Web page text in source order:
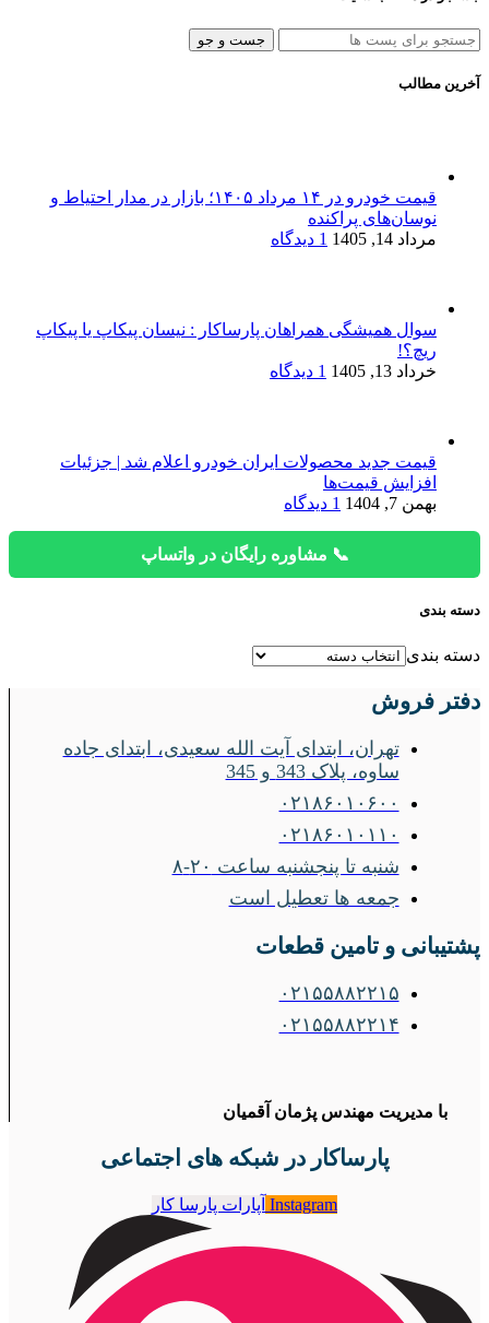
جست و جو
آخرین مطالب
قیمت خودرو در ۱۴ مرداد ۱۴۰۵؛ بازار در مدار احتیاط و
نوسان‌های پراکنده
مرداد 14, 1405
1 دیدگاه
سوال همیشگی همراهان پارساکار : نیسان پیکاپ یا پیکاپ
ریچ؟!
خرداد 13, 1405
1 دیدگاه
قیمت جدید محصولات ایران خودرو اعلام شد | جزئیات
افزایش قیمت‌ها
بهمن 7, 1404
1 دیدگاه
📞 مشاوره رایگان در واتساپ
دسته بندی
دسته بندی
دفتر فروش
تهران، ابتدای آیت الله سعیدی، ابتدای جاده
ساوه، پلاک 343 و 345
۰۲۱۸۶۰۱۰۶۰۰
۰۲۱۸۶۰۱۰۱۱۰
شنبه تا پنجشنبه ساعت ۲۰-۸
جمعه ها تعطیل است
پشتیبانی و تامین قطعات
۰۲۱۵۵۸۸۲۲۱۵
۰۲۱۵۵۸۸۲۲۱۴
با مدیریت مهندس پژمان آقمیان
پارساکار در شبکه های اجتماعی
Instagram آپارات پارسا کار